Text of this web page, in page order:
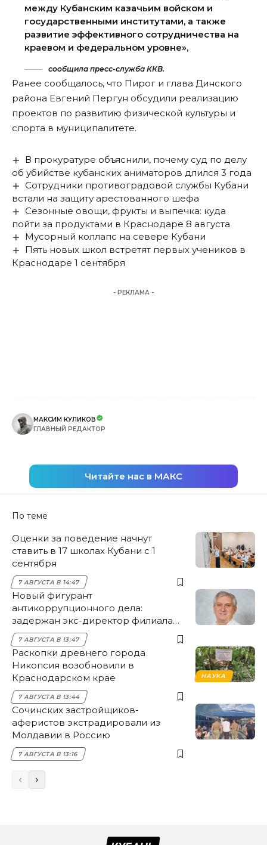
между Кубанским казачьим войском и
государственными институтами, а также
развитие эффективного сотрудничества на
краевом и федеральном уровне»,
сообщила пресс-служба ККВ.
Ранее сообщалось, что Пирог и глава Динского
района Евгений Пергун обсудили реализацию
проектов по развитию физической культуры и
спорта в муниципалитете.
В прокуратуре объяснили, почему суд по делу
об убийстве кубанских аниматоров длился 3 года
Сотрудники противоградовой службы Кубани
встали на защиту арестованного шефа
Сезонные овощи, фрукты и выпечка: куда
пойти за продуктами в Краснодаре 8 августа
Мусорный коллапс на севере Кубани
Пять новых школ встретят первых учеников в
Краснодаре 1 сентября
- РЕКЛАМА -
МАКСИМ КУЛИКОВ
ГЛАВНЫЙ РЕДАКТОР
Читайте нас в МАКС
По теме
Оценки за поведение начнут
ставить в 17 школах Кубани с 1
сентября
7 АВГУСТА В 14:47
Новый фигурант
антикоррупционного дела:
задержан экс-директор филиала
НЭСК Крымска
7 АВГУСТА В 13:47
НАУКА
Раскопки древнего города
Никопсия возобновили в
Краснодарском крае
7 АВГУСТА В 13:44
Сочинских застройщиков-
аферистов экстрадировали из
Молдавии в Россию
7 АВГУСТА В 13:16